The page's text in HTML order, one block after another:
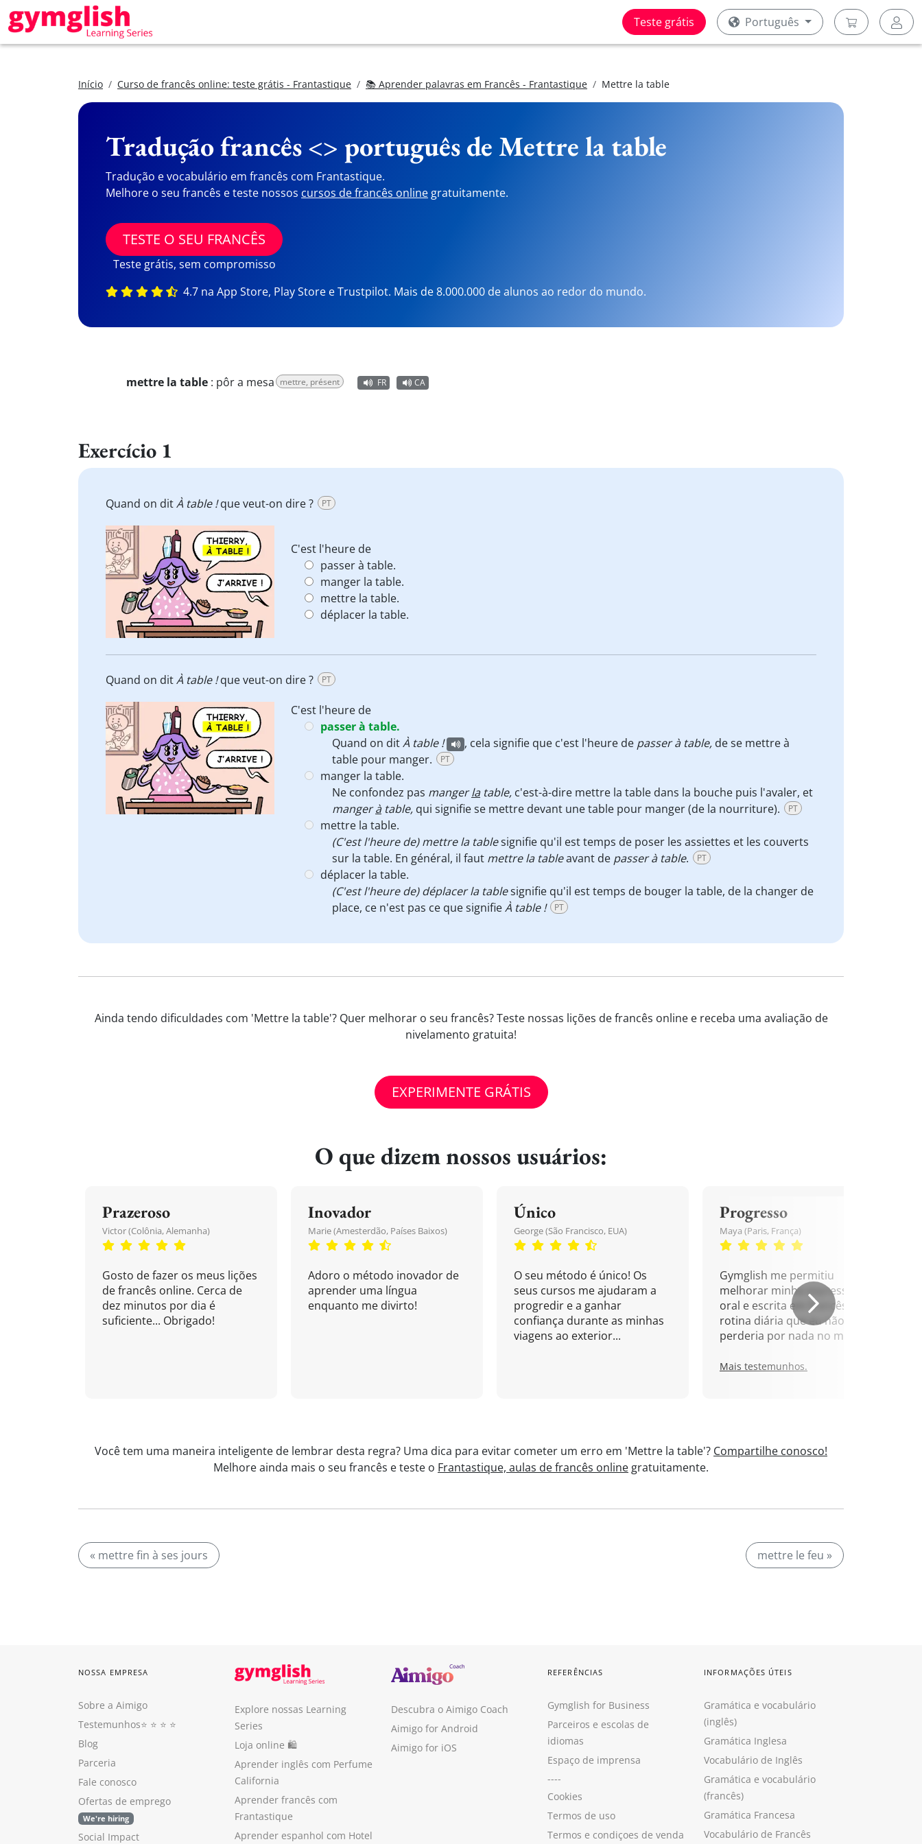
Teste grátis Português
Início Curso de francês online: teste grátis - Frantastique 📚 Aprender palavras em Francês - Frantastique Mettre la table
Tradução francês <> português de Mettre la table
Tradução e vocabulário em francês com Frantastique.
Melhore o seu francês e teste nossos cursos de francês online gratuitamente.
TESTE O SEU FRANCÊS
Teste grátis, sem compromisso
4.7 na App Store, Play Store e Trustpilot. Mais de 8.000.000 de alunos ao redor do mundo.
mettre la table : pôr a mesa mettre, présent FR CA
Exercício 1
Quand on ditÀ table !que veut-on dire ? PT
C'est l'heure de
passer à table.
manger la table.
mettre la table.
déplacer la table.
Quand on ditÀ table !que veut-on dire ? PT
C'est l'heure de
passer à table.
Quand on ditÀ table ! , cela signifie que c'est l'heure de passer à table, de se mettre à
table pour manger.
PT
manger la table.
Ne confondez pas mangerlatable, c'est-à-dire mettre la table dans la bouche puis l'avaler, et
mangeràtable, qui signifie se mettre devant une table pour manger (de la nourriture). PT
mettre la table.
(C'est l'heure de) mettre la tablesignifie qu'il est temps de poser les assiettes et les couverts
sur la table. En général, il faut mettre la tableavant de passer à table. PT
déplacer la table.
(C'est l'heure de) déplacer la tablesignifie qu'il est temps de bouger la table, de la changer de
place, ce n'est pas ce que signifieÀ table ! PT
Ainda tendo dificuldades com 'Mettre la table'? Quer melhorar o seu francês? Teste nossas lições de francês online e receba uma avaliação de
nivelamento gratuita!
EXPERIMENTE GRÁTIS
O que dizem nossos usuários:
Prazeroso
Victor (Colônia, Alemanha)
Gosto de fazer os meus lições
de francês online. Cerca de
dez minutos por dia é
suficiente... Obrigado!
Inovador
Marie (Amesterdão, Países Baixos)
Adoro o método inovador de
aprender uma língua
enquanto me divirto!
Único
George (São Francisco, EUA)
O seu método é único! Os
seus cursos me ajudaram a
progredir e a ganhar
confiança durante as minhas
viagens ao exterior...
Progresso
Maya (Paris, França)
Gymglish me permitiu
melhorar minha expressão
oral e escrita em francês. Uma
rotina diária que eu não
perderia por nada no mundo!
Mais testemunhos.
Você tem uma maneira inteligente de lembrar desta regra? Uma dica para evitar cometer um erro em 'Mettre la table'? Compartilhe conosco!
Melhore ainda mais o seu francês e teste o Frantastique, aulas de francês online gratuitamente.
« mettre fin à ses jours mettre le feu »
NOSSA EMPRESA
Sobre a Aimigo
Testemunhos⭐️ ⭐️ ⭐️ ⭐️
Blog
Parceria
Fale conosco
Ofertas de emprego
We're hiring
Social Impact
Explore nossas Learning
Series
Loja online 🛍
Aprender inglês com Perfume
California
Aprender francês com
Frantastique
Aprender espanhol com Hotel
Descubra o Aimigo Coach
Aimigo for Android
Aimigo for iOS
REFERÊNCIAS
Gymglish for Business
Parceiros e escolas de
idiomas
Espaço de imprensa
----
Cookies
Termos de uso
Termos e condiçoes de venda
INFORMAÇÕES ÚTEIS
Gramática e vocabulário
(inglês)
Gramática Inglesa
Vocabulário de Inglês
Gramática e vocabulário
(francês)
Gramática Francesa
Vocabulário de Francês